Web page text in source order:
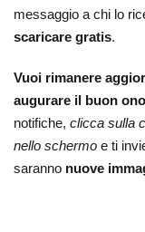
messaggio a chi lo
scaricare gratis.
Vuoi rimanere
augurare il buon
notifiche, clicca sulla
nello schermo e ti
saranno nuove